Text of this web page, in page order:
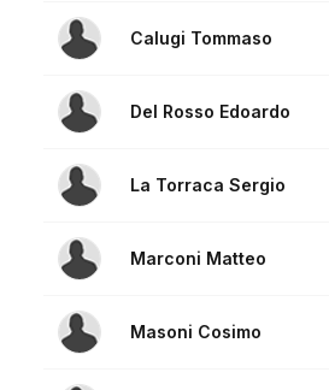
Calugi Tommaso
Del Rosso Edoardo
La Torraca Sergio
Marconi Matteo
Masoni Cosimo